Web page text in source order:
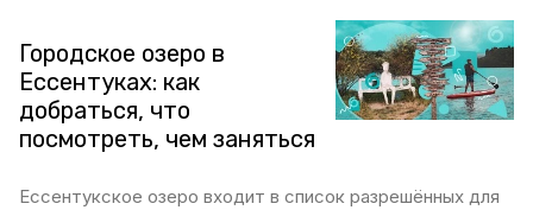
Городское озеро в
Ессентуках: как
добраться, что
посмотреть, чем заняться
Ессентукское озеро входит в список разрешённых для